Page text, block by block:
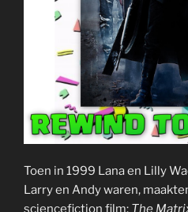
Toen in 1999 Lana en Lilly
Larry en Andy waren,
sciencefiction film: The